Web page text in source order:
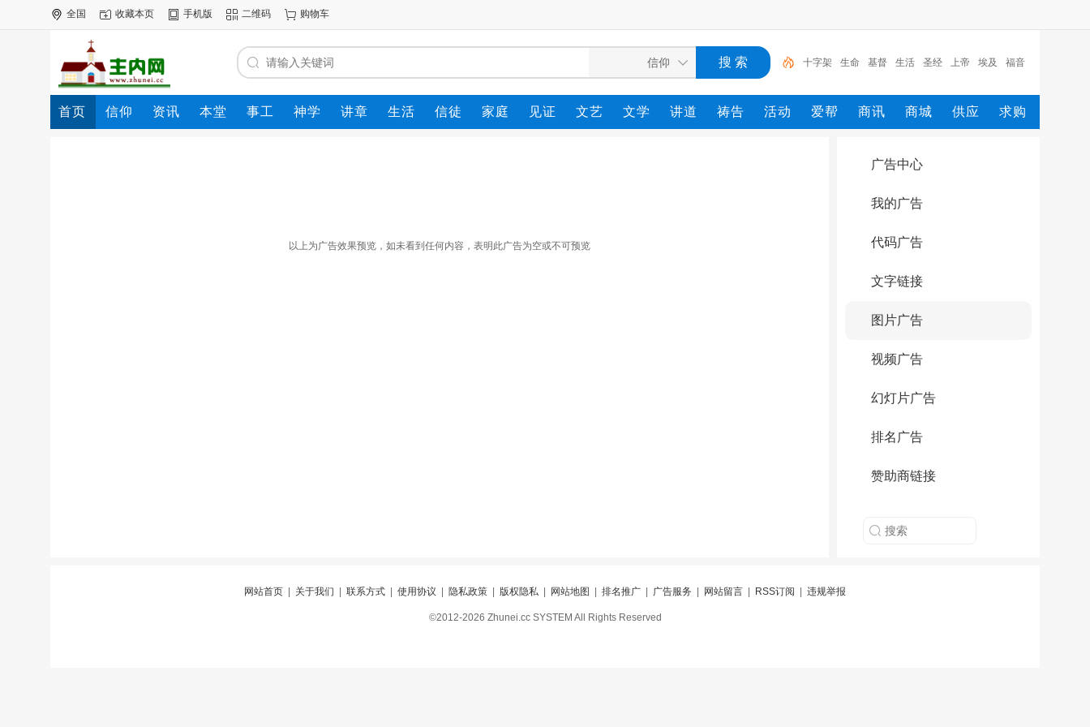
全国 收藏本页 手机版 二维码 购物车
十字架 生命 基督 生活 圣经 上帝 埃及 福音
荣耀 信徒
首页 信仰 资讯 本堂 事工 神学 讲章 生活 信徒 家庭 见证 文艺 文学 讲道 祷告 活动 爱帮 商讯 商城 供应 求购
以上为广告效果预览，如未看到任何内容，表明此广告为空或不可预览
广告中心
我的广告
代码广告
文字链接
图片广告
视频广告
幻灯片广告
排名广告
赞助商链接
网站首页 关于我们 联系方式 使用协议 隐私政策 版权隐私 网站地图 排名推广 广告服务 网站留言 RSS订阅 违规举报
©2012-2026 Zhunei.cc SYSTEM All Rights Reserved